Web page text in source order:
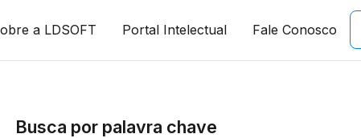
a LDSOFT Portal Intelectual Fale Conosco
Busca por palavra chave